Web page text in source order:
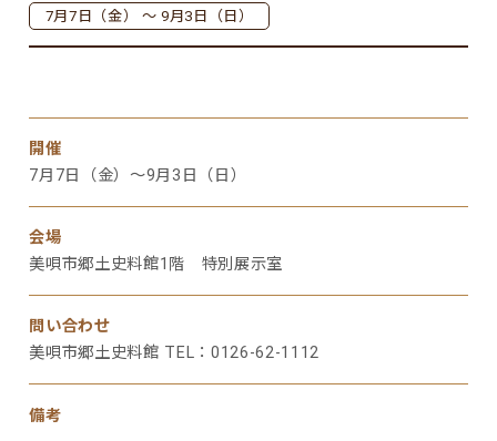
7月7日（金） ～ 9月3日（日）
開催
7月7日（金）～9月3日（日）
会場
美唄市郷土史料館1階 特別展示室
問い合わせ
美唄市郷土史料館 TEL：0126-62-1112
備考